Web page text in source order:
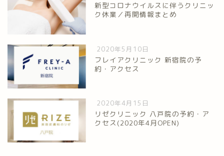
新型コロナウイルスに伴うクリニッ
ク休業／再開情報まとめ
2020年5月10日
フレイアクリニック 新宿院の予
約・アクセス
2020年4月15日
リゼクリニック 八戸院の予約・ア
クセス(2020年4月OPEN)